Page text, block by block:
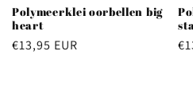
Polymeerklei oorbellen big
heart
Normale
€13,95 EUR